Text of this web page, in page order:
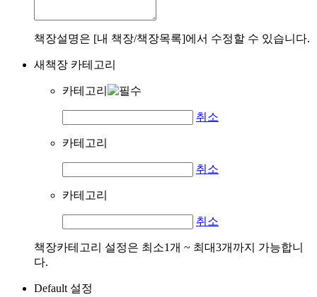
책장설명은 [내 책장/책장목록]에서 수정할 수 있습니다.
새책장 카테고리
카테고리
취소
카테고리
취소
카테고리
취소
책장카테고리 설정은 최소1개 ~ 최대3개까지 가능합니
다.
Default 설정